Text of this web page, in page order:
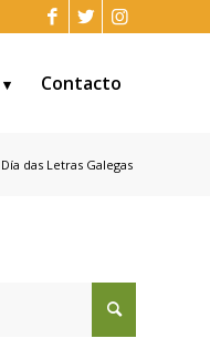
Contacto
Día das Letras Galegas